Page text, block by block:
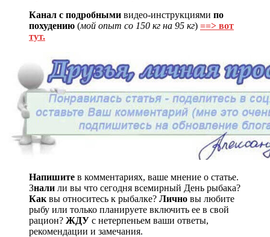
Канал с подробными видео-инструкциями по
похудению (мой опыт со 150 кг на 95 кг) ==> вот
тут.
Напишите в комментариях, ваше мнение о статье.
Знали ли вы что сегодня всемирный День рыбака?
Как вы относитесь к рыбалке? Лично вы любите
рыбу или только планируете включить ее в свой
рацион? ЖДУ с нетерпеньем ваши ответы,
рекомендации и замечания.